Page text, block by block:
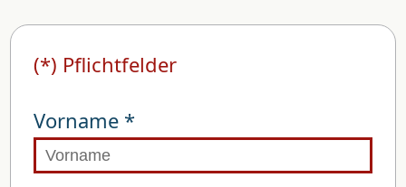
(*) Pflichtfelder
Vorname *